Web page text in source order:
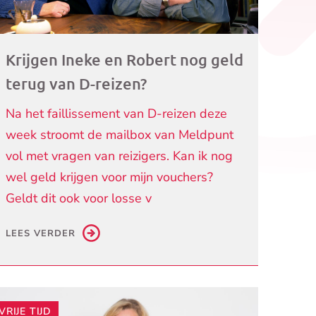
Krijgen Ineke en Robert nog geld
terug van D-reizen?
Na het faillissement van D-reizen deze
week stroomt de mailbox van Meldpunt
vol met vragen van reizigers. Kan ik nog
wel geld krijgen voor mijn vouchers?
Geldt dit ook voor losse v
LEES VERDER
TIJD